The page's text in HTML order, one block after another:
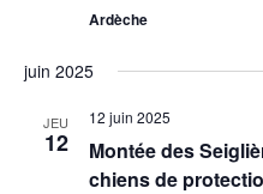
Ardèche
juin 2025
JEU
12
12 juin 2025
Montée des
chiens de